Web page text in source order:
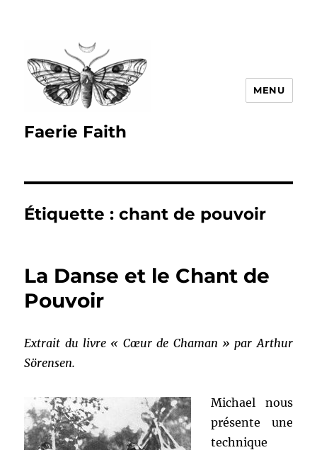
Faerie Faith
MENU
Étiquette :chant de pouvoir
La Danse et le Chant de
Pouvoir
Extrait du livre « Cœur de Chaman » par Arthur
Sörensen.
Michael nous
présente une
technique